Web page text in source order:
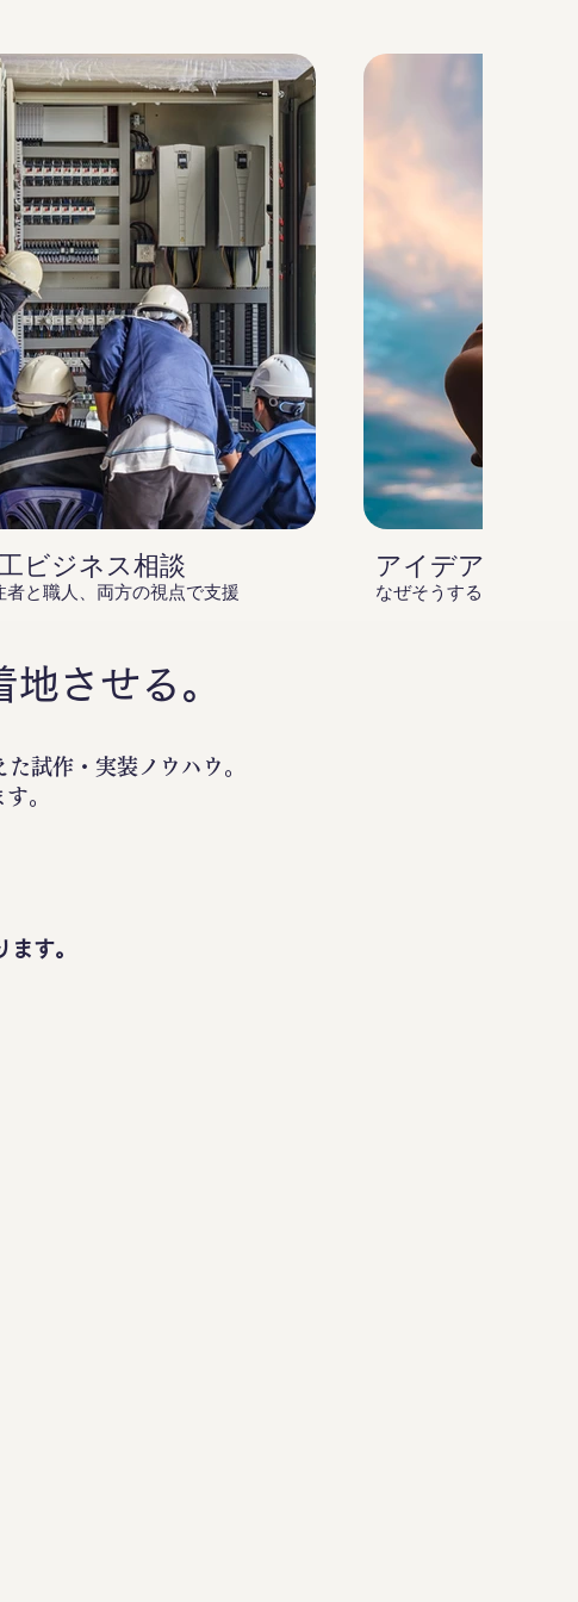
ビジネス相談
者と職人、両方の視点で支援
アイデア庵の思
なぜそうするのか？を伝
させる。
試作・実装ノウハウ。
。
す。